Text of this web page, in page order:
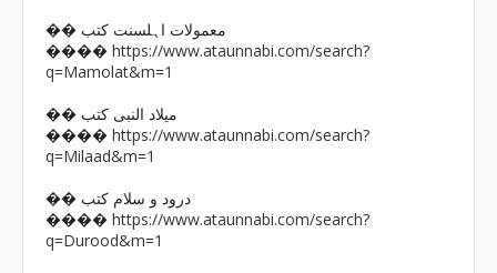
�� معمولات اہلسنت کتب
���� https://www.ataunnabi.com/search?
q=Mamolat&m=1
�� میلاد النبی کتب
���� https://www.ataunnabi.com/search?
q=Milaad&m=1
�� درود و سلام کتب
���� https://www.ataunnabi.com/search?
q=Durood&m=1